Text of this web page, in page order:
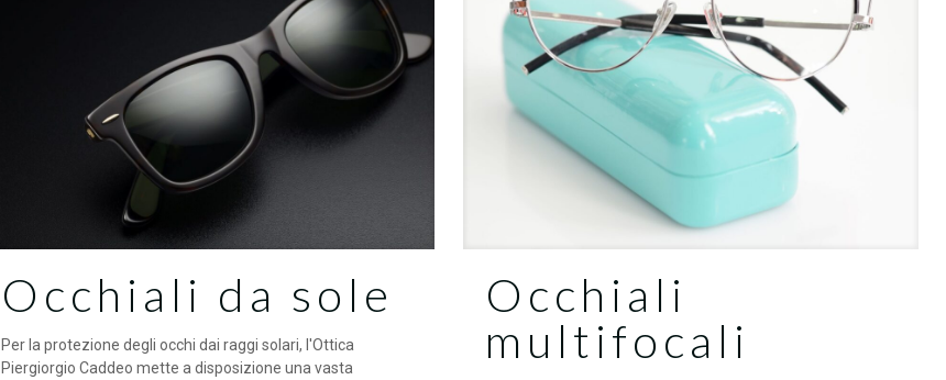
Occhiali da sole
Per la protezione degli occhi dai raggi solari, l'Ottica
Piergiorgio Caddeo mette a disposizione una vasta
Occhiali
multifocali